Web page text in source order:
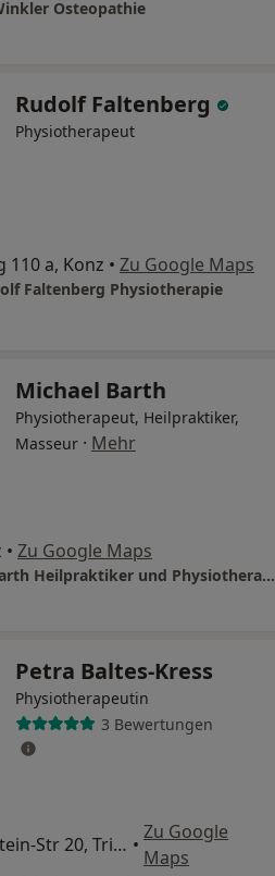
Osteopathie
Rudolf Faltenberg
Physiotherapeut
110 a, Konz • Zu Google Maps
Faltenberg Physiotherapie
Michael Barth
Physiotherapeut, Heilpraktiker,
Masseur · Mehr
• Zu Google Maps
Praxis Michael Barth Heilpraktiker und Physiotherapie
Petra Baltes-Kress
Physiotherapeutin
3 Bewertungen
Freiherr-vom-Stein-Str 20, Trier •
Zu Google
Maps